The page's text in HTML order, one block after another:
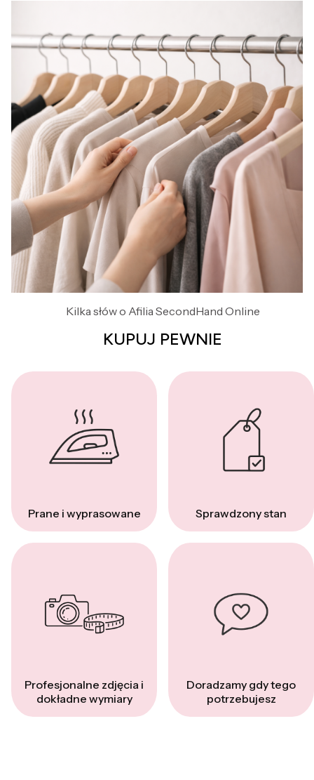
Kilka słów o Afilia SecondHand Online
KUPUJ PEWNIE
Prane i wyprasowane Sprawdzony stan
Profesjonalne zdjęcia i
dokładne wymiary
Doradzamy gdy tego
potrzebujesz